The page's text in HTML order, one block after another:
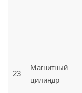
23
Магнитный
цилиндр